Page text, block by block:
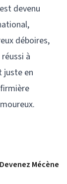
devenu
déboires,
à
juste en
Devenez Mécène